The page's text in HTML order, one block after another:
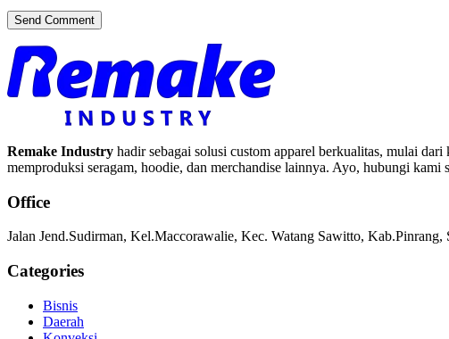
Send Comment
Remake Industry hadir sebagai solusi custom apparel berkualitas, mulai
memproduksi seragam, hoodie, dan merchandise lainnya. Ayo, hubungi
Office
Jalan Jend.Sudirman, Kel.Maccorawalie, Kec. Watang Sawitto, Kab.Pinrang,
Categories
Bisnis
Daerah